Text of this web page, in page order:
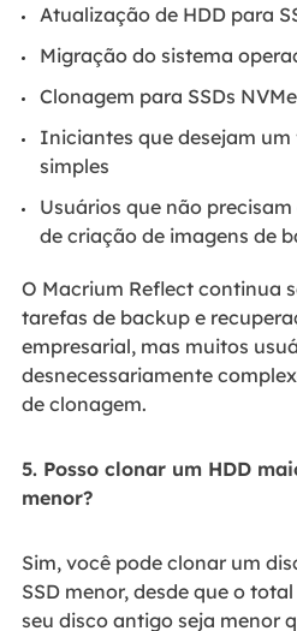
Atualização de HDD para
Migração do sistema
Clonagem para SSDs NVMe
Iniciantes que desejam
simples
Usuários que não
de criação de imagens de
O Macrium Reflect continua
tarefas de backup e
empresarial, mas muitos
desnecessariamente
de clonagem.
5. Posso clonar um HDD
menor?
Sim, você pode clonar um
SSD menor, desde que o
seu disco antigo seja menor